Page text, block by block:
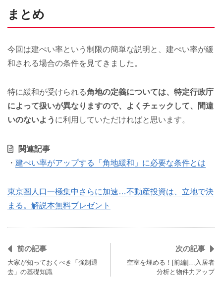
まとめ
今回は建ぺい率という制限の簡単な説明と、建ぺい率が緩
和される場合の条件を見てきました。
特に緩和が受けられる角地の定義については、特定行政庁
によって扱いが異なりますので、よくチェックして、間違
いのないよう に利用していただければと思います。
関連記事
・ 建ぺい率がアップする「角地緩和」に必要な条件とは
東京圏人口一極集中さらに加速…不動産投資は、立地で決
まる。解説本無料プレゼント
前の記事
大家が知っておくべき「強制退
去」の基礎知識
次の記事
空室を埋める！[前編]…入居者
分析と物件力アップ